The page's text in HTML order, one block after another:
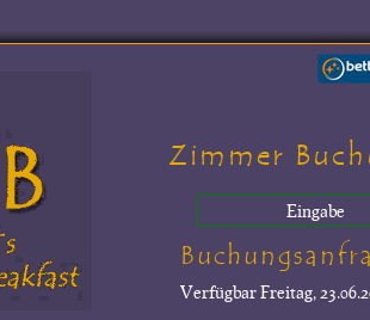
Zimmer
Eingabe
VerfügbarFreitag,